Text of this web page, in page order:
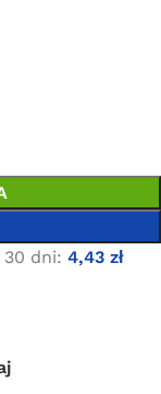
dni: 4,43 zł